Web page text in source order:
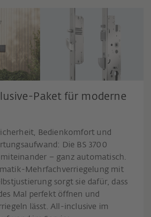
Paket für moderne
Bedienkomfort und
Die BS 3700
– ganz automatisch.
Mehrfachverriegelung mit
sorgt sie dafür, dass
Mal perfekt öffnen und
lässt. All-inclusive im